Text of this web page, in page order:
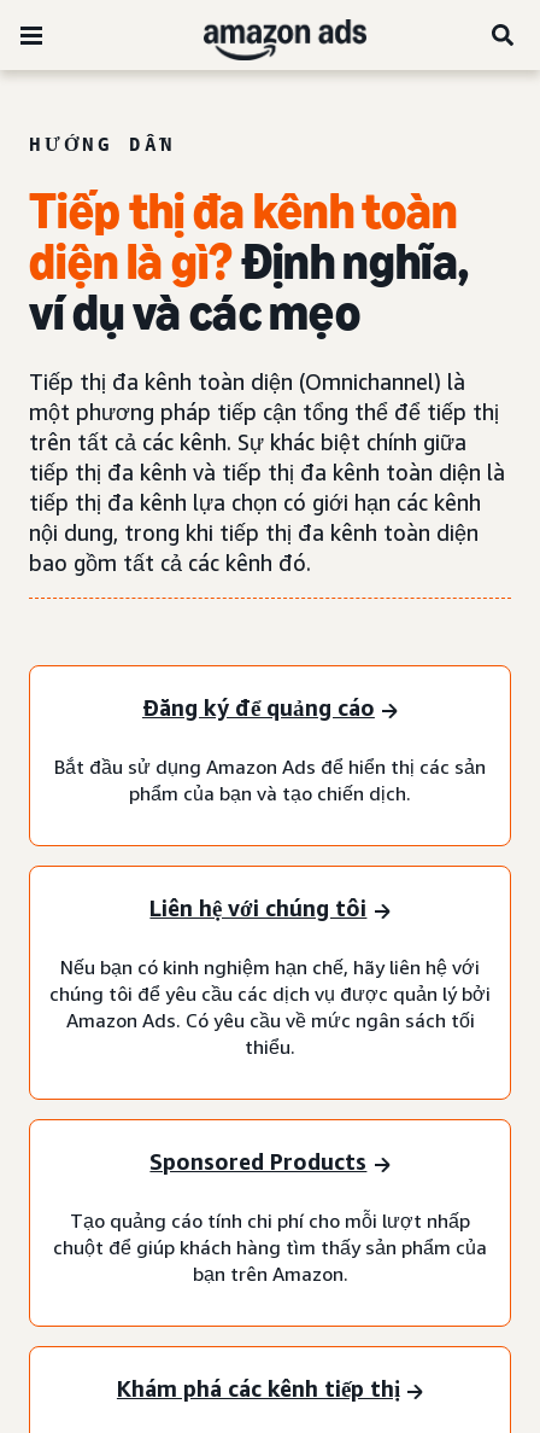
HƯỚNG DẪN
Tiếp thị đa kênh toàn
diện là gì?Định nghĩa,
ví dụ và các mẹo
Tiếp thị đa kênh toàn diện (Omnichannel) là
một phương pháp tiếp cận tổng thể để tiếp thị
trên tất cả các kênh. Sự khác biệt chính giữa
tiếp thị đa kênh và tiếp thị đa kênh toàn diện là
tiếp thị đa kênh lựa chọn có giới hạn các kênh
nội dung, trong khi tiếp thị đa kênh toàn diện
bao gồm tất cả các kênh đó.
Đăng ký để quảng cáo
Bắt đầu sử dụng Amazon Ads để hiển thị các sản
phẩm của bạn và tạo chiến dịch.
Liên hệ với chúng tôi
Nếu bạn có kinh nghiệm hạn chế, hãy liên hệ với
chúng tôi để yêu cầu các dịch vụ được quản lý bởi
Amazon Ads. Có yêu cầu về mức ngân sách tối
thiểu.
Sponsored Products
Tạo quảng cáo tính chi phí cho mỗi lượt nhấp
chuột để giúp khách hàng tìm thấy sản phẩm của
bạn trên Amazon.
Khám phá các kênh tiếp thị